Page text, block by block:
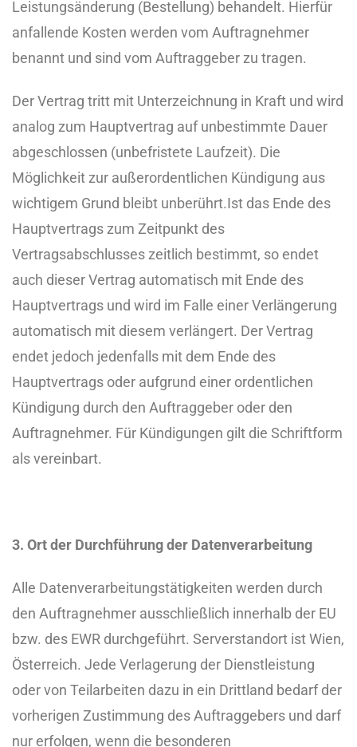
Leistungsänderung (Bestellung) behandelt. Hierfür
anfallende Kosten werden vom Auftragnehmer
benannt und sind vom Auftraggeber zu tragen.
Der Vertrag tritt mit Unterzeichnung in Kraft und wird
analog zum Hauptvertrag auf unbestimmte Dauer
abgeschlossen (unbefristete Laufzeit). Die
Möglichkeit zur außerordentlichen Kündigung aus
wichtigem Grund bleibt unberührt.Ist das Ende des
Hauptvertrags zum Zeitpunkt des
Vertragsabschlusses zeitlich bestimmt, so endet
auch dieser Vertrag automatisch mit Ende des
Hauptvertrags und wird im Falle einer Verlängerung
automatisch mit diesem verlängert. Der Vertrag
endet jedoch jedenfalls mit dem Ende des
Hauptvertrags oder aufgrund einer ordentlichen
Kündigung durch den Auftraggeber oder den
Auftragnehmer. Für Kündigungen gilt die Schriftform
als vereinbart.
3. Ort der Durchführung der Datenverarbeitung
Alle Datenverarbeitungstätigkeiten werden durch
den Auftragnehmer ausschließlich innerhalb der EU
bzw. des EWR durchgeführt. Serverstandort ist Wien,
Österreich. Jede Verlagerung der Dienstleistung
oder von Teilarbeiten dazu in ein Drittland bedarf der
vorherigen Zustimmung des Auftraggebers und darf
nur erfolgen, wenn die besonderen